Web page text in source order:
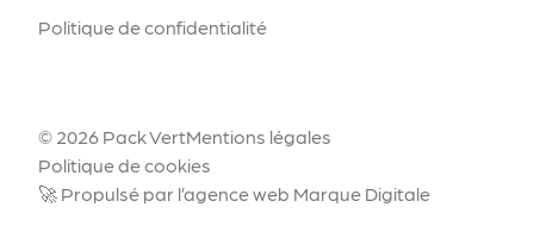
Politique de confidentialité
© 2026 Pack VertMentions légales
Politique de cookies
🚀 Propulsé par l’agence web Marque Digitale